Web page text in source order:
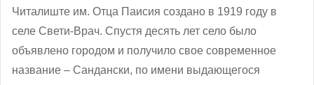
Читалиште им. Отца Паисия создано в 1919 году в
селе Свети-Врач. Спустя десять лет село было
объявлено городом и получило свое современное
название – Сандански, по имени выдающегося